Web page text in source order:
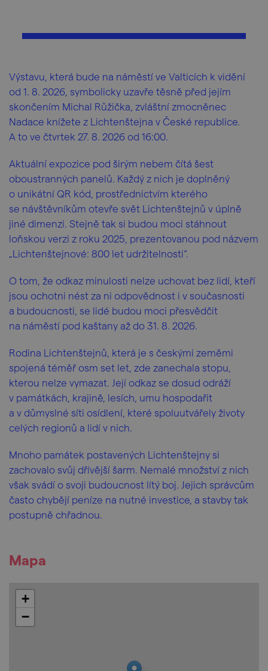
Výstavu, která bude na náměstí ve Valticích k vidění
od 1. 8. 2026, symbolicky uzavře těsně před jejím
skončením Michal Růžička, zvláštní zmocněnec
Nadace knížete z Lichtenštejna v České republice.
A to ve čtvrtek 27. 8. 2026 od 16:00.
Aktuální expozice pod širým nebem čítá šest
oboustranných panelů. Každý z nich je doplněný
o unikátní QR kód, prostřednictvím kterého
se návštěvníkům otevře svět Lichtenštejnů v úplně
jiné dimenzi. Stejně tak si budou moci stáhnout
loňskou verzi z roku 2025, prezentovanou pod názvem
„Lichtenštejnové: 800 let udržitelnosti“.
O tom, že odkaz minulosti nelze uchovat bez lidí, kteří
jsou ochotni nést za ni odpovědnost i v současnosti
a budoucnosti, se lidé budou moci přesvědčit
na náměstí pod kaštany až do 31. 8. 2026.
Rodina Lichtenštejnů, která je s českými zeměmi
spojená téměř osm set let, zde zanechala stopu,
kterou nelze vymazat. Její odkaz se dosud odráží
v památkách, krajině, lesích, umu hospodařit
a v důmyslné síti osídlení, které spoluutvářely životy
celých regionů a lidí v nich.
Mnoho památek postavených Lichtenštejny si
zachovalo svůj dřívější šarm. Nemalé množství z nich
však svádí o svoji budoucnost lítý boj. Jejich správcům
často chybějí peníze na nutné investice, a stavby tak
postupně chřadnou.
Mapa
+
−